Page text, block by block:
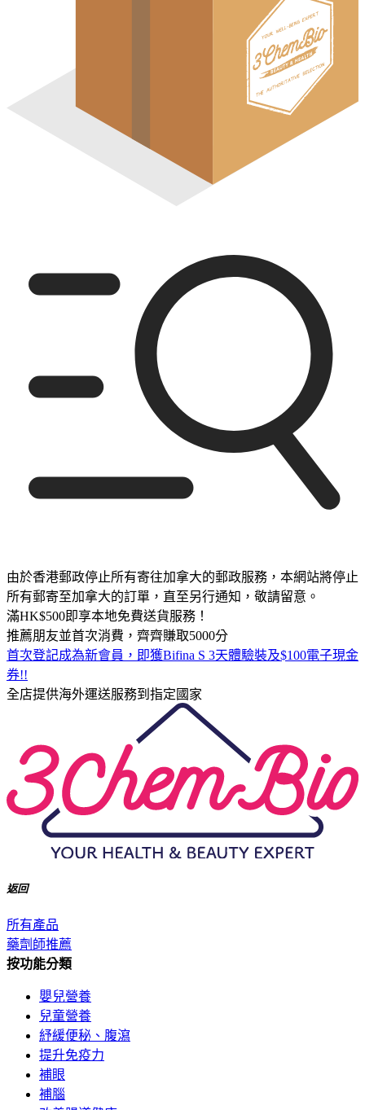
由於香港郵政停止所有寄往加拿大的郵政服務，本網站將停止
所有郵寄至加拿大的訂單，直至另行通知，敬請留意。
滿HK$500即享本地免費送貨服務！
推薦朋友並首次消費，齊齊賺取5000分
首次登記成為新會員，即獲Bifina S 3天體驗裝及$100電子現金
券!!
全店提供海外運送服務到指定國家
返回
所有產品
藥劑師推薦
按功能分類
嬰兒營養
兒童營養
紓緩便秘、腹瀉
提升免疫力
補眼
補腦